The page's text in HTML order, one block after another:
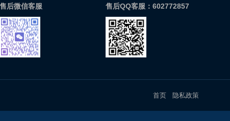
售后微信客服 售后QQ客服：602772857
首页 隐私政策